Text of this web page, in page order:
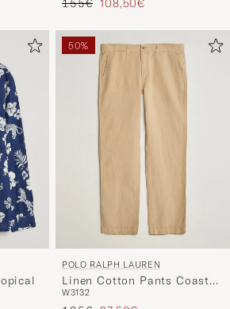
155€ 108,50€
50%
POLO RALPH LAUREN
Linen Cotton Pants Coastal
Beige
W3132